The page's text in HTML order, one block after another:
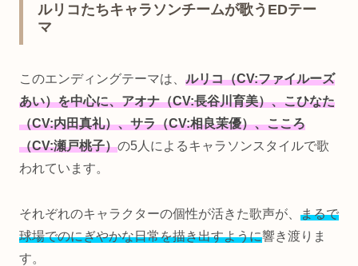
ルリコたちキャラソンチームが歌うEDテー
マ
このエンディングテーマは、 ルリコ（CV:ファイルーズ
あい）を中心に、アオナ（CV:長谷川育美）、こひなた
（CV:内田真礼）、サラ（CV:相良茉優）、こころ
（CV:瀬戸桃子）の5人によるキャラソンスタイルで歌
われています。
それぞれのキャラクターの個性が活きた歌声が、 まるで
球場でのにぎやかな日常を描き出すように響き渡りま
す。